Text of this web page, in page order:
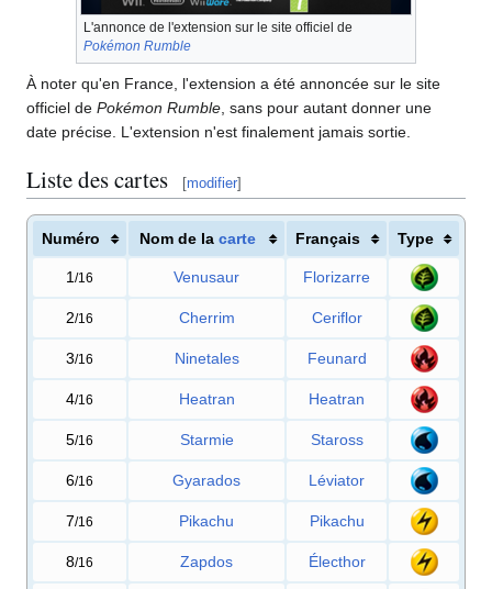
L'annonce de l'extension sur le site officiel de
Pokémon Rumble
À noter qu'en France, l'extension a été annoncée sur le site
officiel de Pokémon Rumble , sans pour autant donner une
date précise. L'extension n'est finalement jamais sortie.
Liste des cartes [modifier]
Numéro Nom de la carte Français Type
1/16 Venusaur Florizarre
2/16 Cherrim Ceriflor
3/16 Ninetales Feunard
4/16 Heatran Heatran
5/16 Starmie Staross
6/16 Gyarados Léviator
7/16 Pikachu Pikachu
8/16 Zapdos Électhor